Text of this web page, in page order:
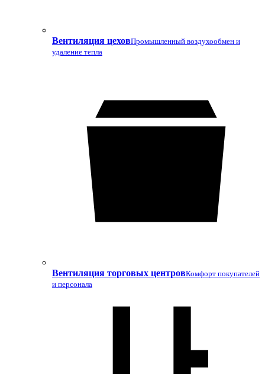
Вентиляция цеховПромышленный воздухообмен и
удаление тепла
Вентиляция торговых центровКомфорт покупателей
и персонала